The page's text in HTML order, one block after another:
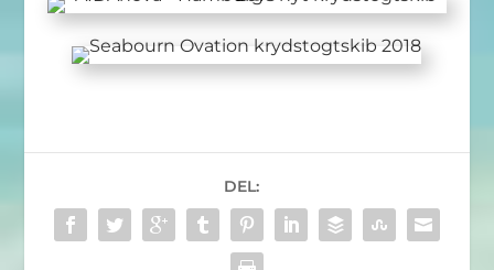
DEL: